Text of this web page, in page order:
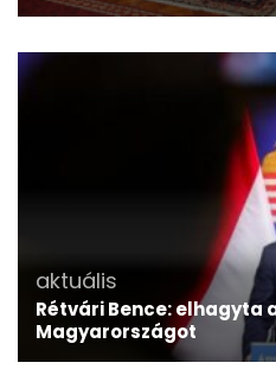
aktuális
Rétvári Bence: elhagyta
Magyarországot